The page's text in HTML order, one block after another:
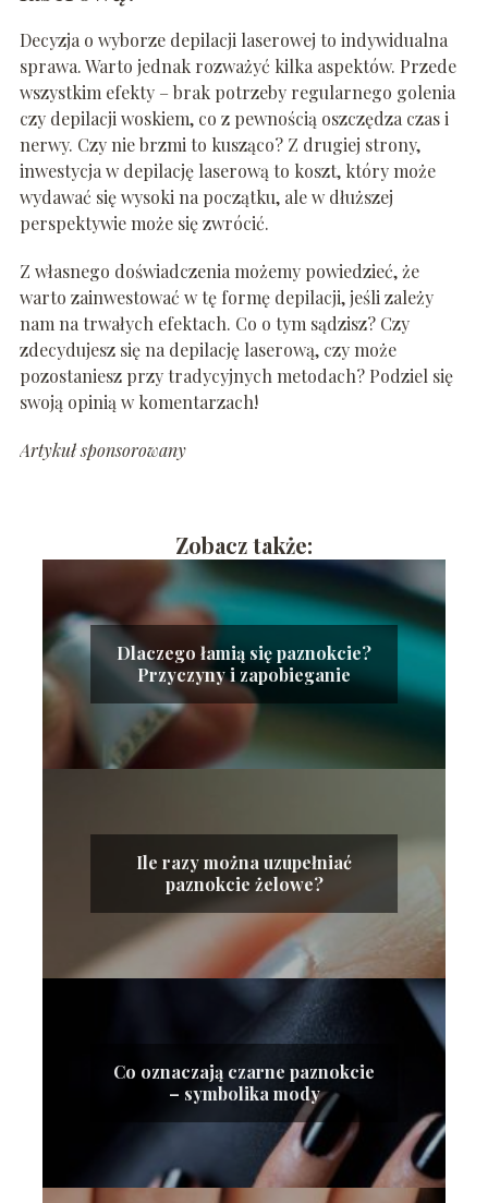
Decyzja o wyborze depilacji laserowej to indywidualna
sprawa. Warto jednak rozważyć kilka aspektów. Przede
wszystkim efekty – brak potrzeby regularnego golenia
czy depilacji woskiem, co z pewnością oszczędza czas i
nerwy. Czy nie brzmi to kusząco? Z drugiej strony,
inwestycja w depilację laserową to koszt, który może
wydawać się wysoki na początku, ale w dłuższej
perspektywie może się zwrócić.
Z własnego doświadczenia możemy powiedzieć, że
warto zainwestować w tę formę depilacji, jeśli zależy
nam na trwałych efektach. Co o tym sądzisz? Czy
zdecydujesz się na depilację laserową, czy może
pozostaniesz przy tradycyjnych metodach? Podziel się
swoją opinią w komentarzach!
Artykuł sponsorowany
Zobacz także:
Dlaczego łamią się paznokcie?
Przyczyny i zapobieganie
Ile razy można uzupełniać
paznokcie żelowe?
Co oznaczają czarne paznokcie
– symbolika mody